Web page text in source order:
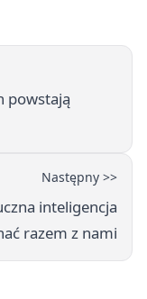
powstają
Następny >>
inteligencja
razem z nami